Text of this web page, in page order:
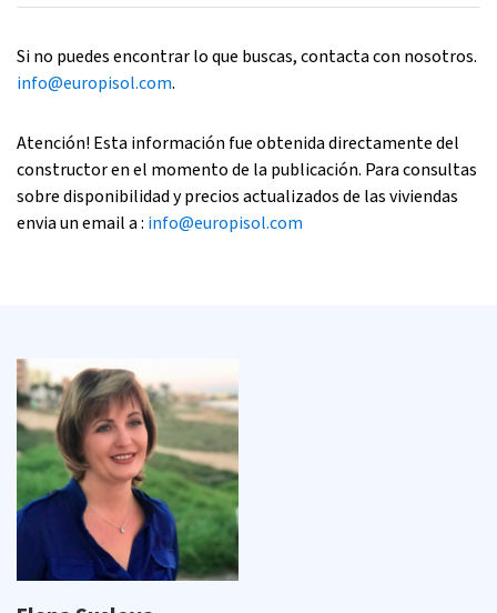
Si no puedes encontrar lo que buscas, contacta con nosotros.
info@europisol.com.
Atención! Esta información fue obtenida directamente del
constructor en el momento de la publicación. Para consultas
sobre disponibilidad y precios actualizados de las viviendas
envia un email a : info@europisol.com